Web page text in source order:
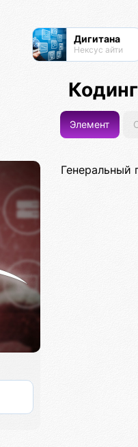
Дигитана
Нексус айти
Элемент
Генеральный